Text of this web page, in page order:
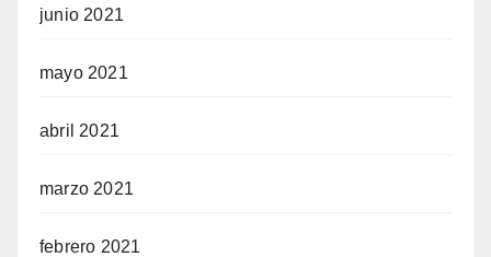
junio 2021
mayo 2021
abril 2021
marzo 2021
febrero 2021